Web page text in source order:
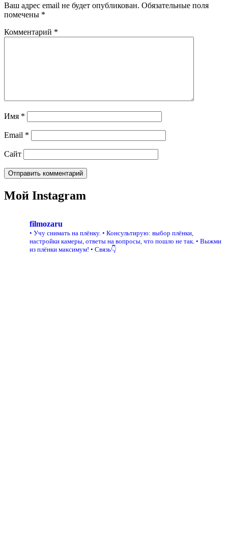
Ваш адрес email не будет опубликован. Обязательные поля
помечены *
Комментарий *
Имя *
Email *
Сайт
Мой Instagram
filmozaru
• Учу снимать на плёнку. • Консультирую: выбор плёнки,
настройки камеры, ответы на вопросы, что пошло не так. • Выжми
из плёнки максимум! • Связь👇